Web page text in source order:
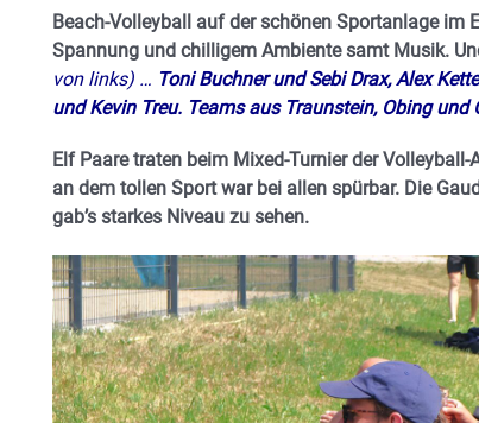
Beach-Volleyball auf der schönen Sportanlage im
Spannung und chilligem Ambiente samt Musik.
von links) … Toni Buchner und Sebi Drax, Alex
und Kevin Treu. Teams aus Traunstein, Obing und
Elf Paare traten beim Mixed-Turnier der
an dem tollen Sport war bei allen spürbar. Die
gab’s starkes Niveau zu sehen.